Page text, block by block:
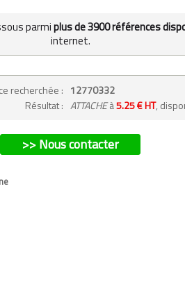
parmiplus de 3900 références
internet.
recherchée : 12770332
Résultat : ATTACHEà5.25 € HT,
>> Nous contacter